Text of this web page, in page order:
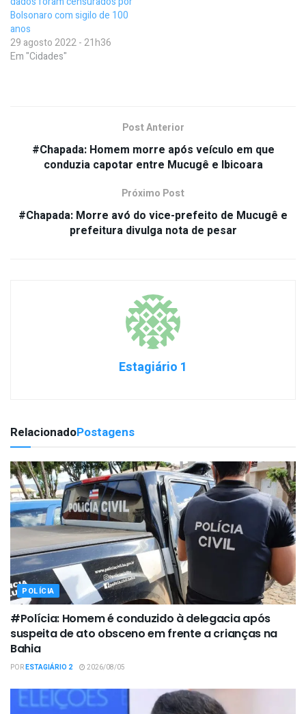
Bolsonaro com sigilo de 100
anos
29 agosto 2022 - 21h36
Em "Cidades"
Post Anterior
#Chapada: Homem morre após veículo em que
conduzia capotar entre Mucugê e Ibicoara
Próximo Post
#Chapada: Morre avó do vice-prefeito de Mucugê e
prefeitura divulga nota de pesar
Estagiário 1
RelacionadoPostagens
POLÍCIA
#Polícia: Homem é conduzido à delegacia após
suspeita de ato obsceno em frente a crianças na
Bahia
PORESTAGIÁRIO 2 2026/08/05